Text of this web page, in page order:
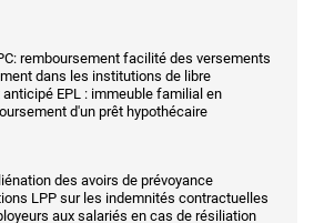
remboursement facilité des versements
dans les institutions de libre
EPL : immeuble familial en
d'un prêt hypothécaire
des avoirs de prévoyance
LPP sur les indemnités contractuelles
aux salariés en cas de résiliation